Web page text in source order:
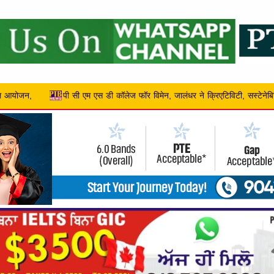
विमेन, जालंधर ने क्रिएटिविटी, सस्टेनेबिलिटी और एंटरप्रेन्योरशिप को बढ़ावा द...